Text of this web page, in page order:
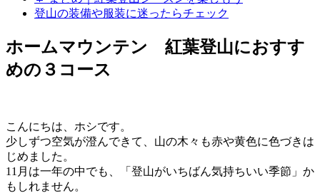
登山の装備や服装に迷ったらチェック
ホームマウンテン 紅葉登山におすす
めの３コース
こんにちは、ホシです。
少しずつ空気が澄んできて、山の木々も赤や黄色に色づきは
じめました。
11月は一年の中でも、「登山がいちばん気持ちいい季節」か
もしれません。